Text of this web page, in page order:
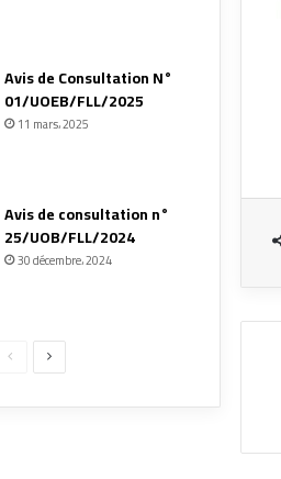
Avis de Consultation N°
01/UOEB/FLL/2025
11 mars، 2025
Avis de consultation n°
25/UOB/FLL/2024
30 décembre، 2024